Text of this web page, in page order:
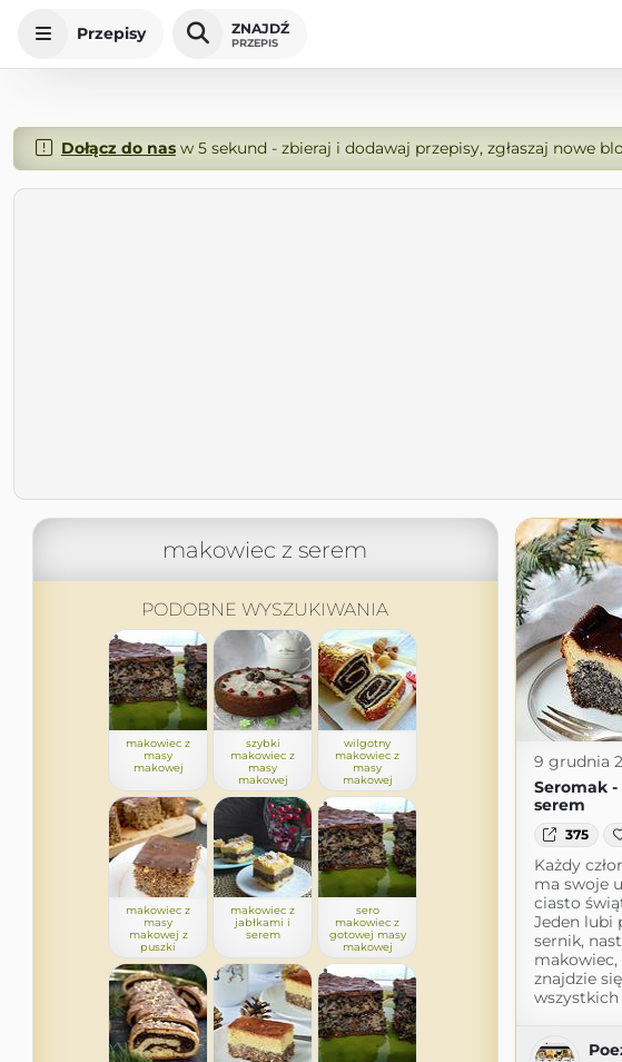
Przepisy ZNAJDŹ
PRZEPIS
Dołącz do nasw 5 sekund - zbieraj i dodawaj przepisy, zgłaszaj nowe
makowiec z serem
PODOBNE WYSZUKIWANIA
makowiec z
masy
makowej
szybki
makowiec z
masy
makowej
wilgotny
makowiec z
masy
makowej
makowiec z
masy
makowej z
puszki
makowiec z
jabłkami i
serem
sero
makowiec z
gotowej masy
makowej
9 grudnia
Seromak
serem
375
Każdy
ma swoje
ciasto
Jeden lubi
sernik,
makowiec,
znajdzie
wszystkich